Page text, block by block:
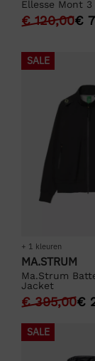
Ellesse Mont
€120,00€
SALE
+ 1 kleuren
MA.STRUM
Ma.Strum
Jacket
€395,00€
SALE